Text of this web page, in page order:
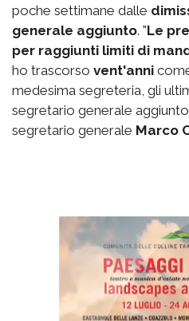
poche settimane dalle
generale aggiunto. "Le
per raggiunti limiti di
ho trascorso vent'anni
medesima segreteria, gli
segretario generale
segretario generale Marco